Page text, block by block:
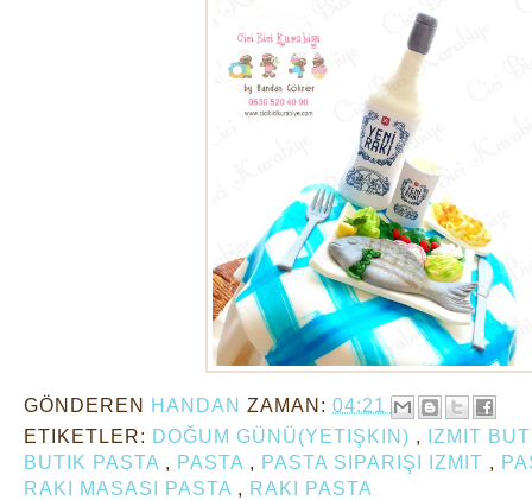
GÖNDEREN HANDAN ZAMAN: 04:21
ETIKETLER: DOĞUM GÜNÜ(YETIŞKIN) ,
IZMIT
BUTIK PASTA , PASTA , PASTA SIPARIŞI IZMIT ,
RAKI MASASI PASTA , RAKI PASTA